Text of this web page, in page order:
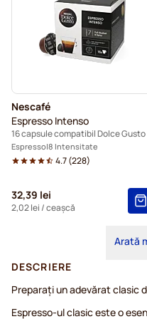
Nescafé
Espresso Intenso
16 capsule compatibil Dolce Gusto
Espresso 8 Intensitate
4.7(228)
32,39 lei
2,02 lei / ceașcă
Arată
DESCRIERE
Preparați un adevărat clasic
Espresso-ul clasic este o